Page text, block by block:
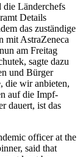
Länderchefs
Details
das zuständige
mit AstraZeneca
am Freitag
sagte dazu
und Bürger
die wir anbieten,
auf die Impf-
dauert, ist das
officer at the
said that